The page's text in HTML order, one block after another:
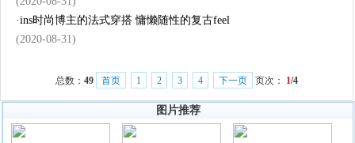
·ins时尚博主的法式穿搭 慵懒随性的复古feel
(2020-08-31)
总数： 49 首页 1 2 3 4 下一页 页次： 1/4
图片推荐